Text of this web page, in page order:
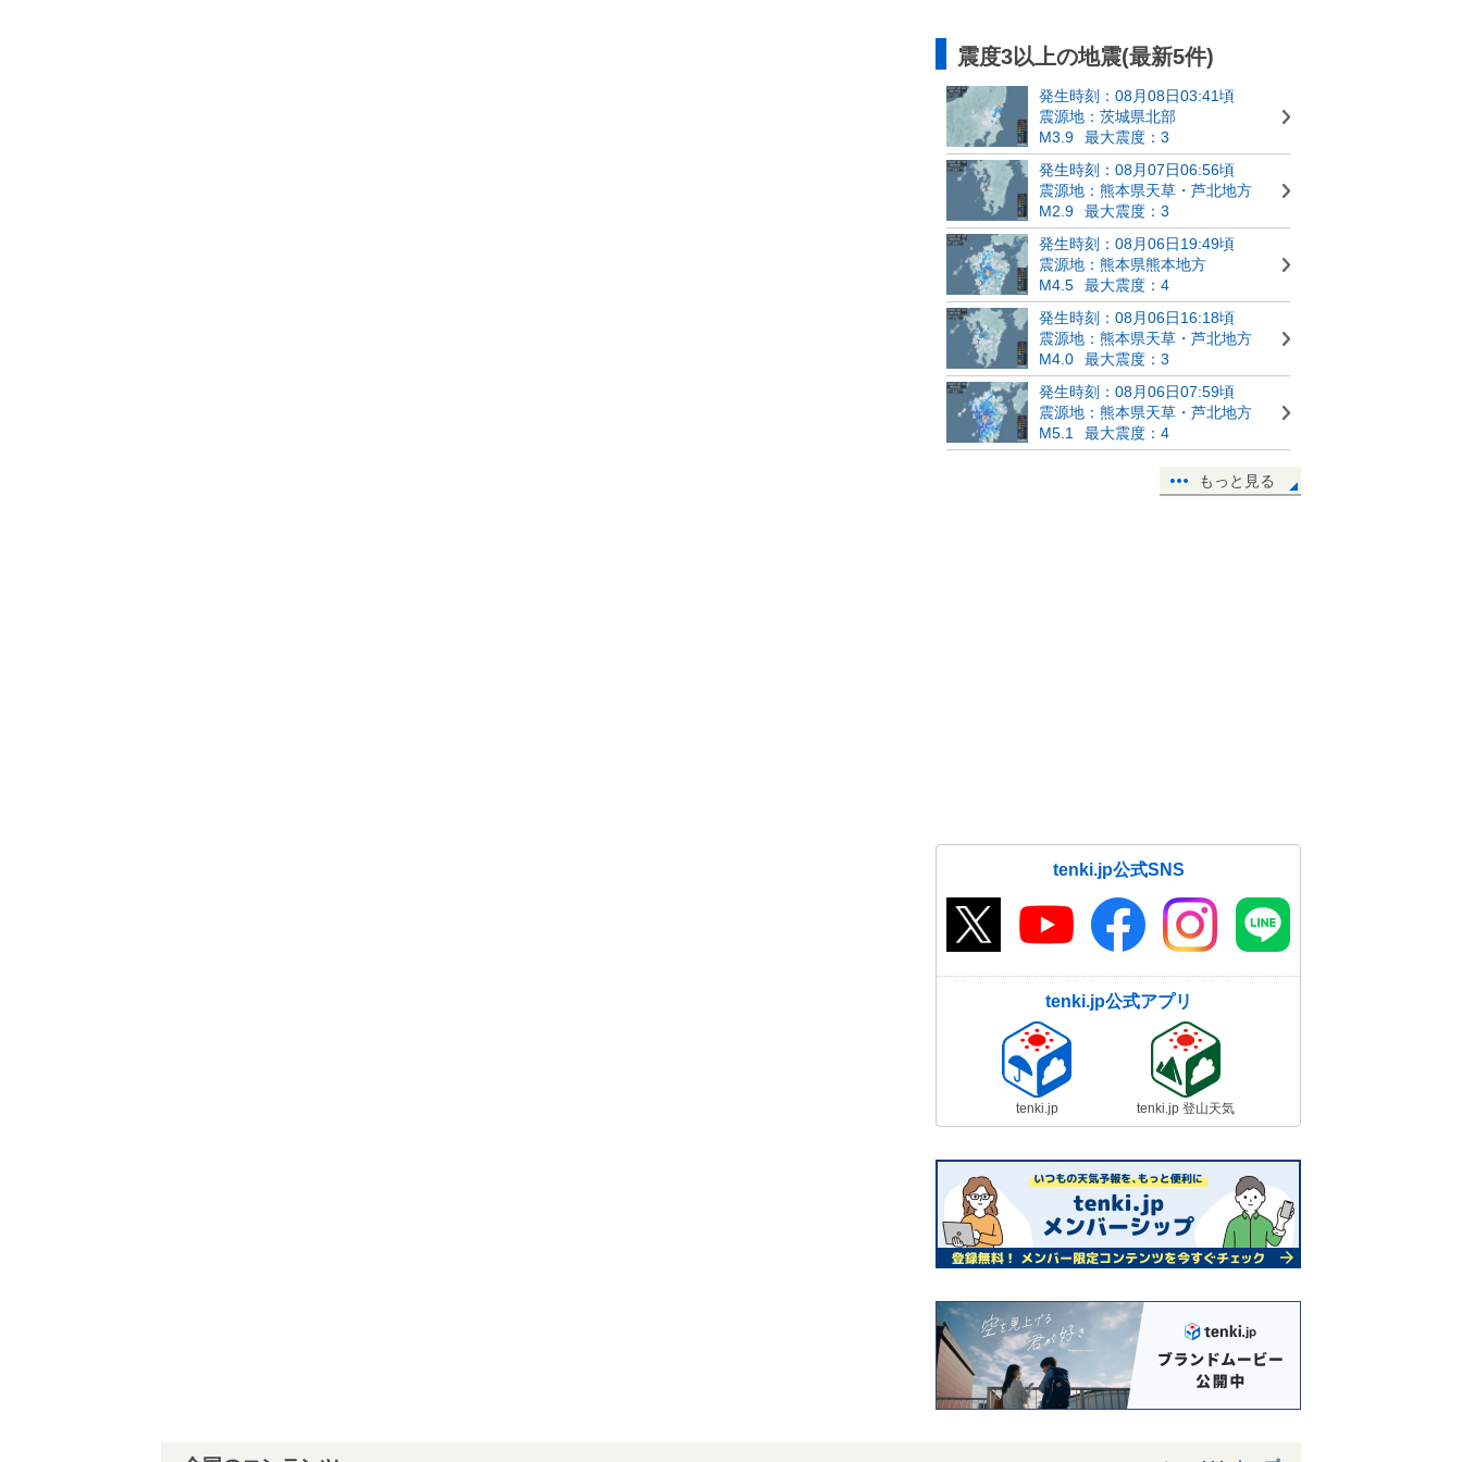
震度3以上の地震(最新5件)
発生時刻：08月08日03:41頃
震源地：茨城県北部
M3.9
最大震度：3
発生時刻：08月07日06:56頃
震源地：熊本県天草・芦北地方
M2.9
最大震度：3
発生時刻：08月06日19:49頃
震源地：熊本県熊本地方
M4.5
最大震度：4
発生時刻：08月06日16:18頃
震源地：熊本県天草・芦北地方
M4.0
最大震度：3
発生時刻：08月06日07:59頃
震源地：熊本県天草・芦北地方
M5.1
最大震度：4
もっと見る
tenki.jp公式SNS
tenki.jp公式アプリ
tenki.jp tenki.jp 登山天気